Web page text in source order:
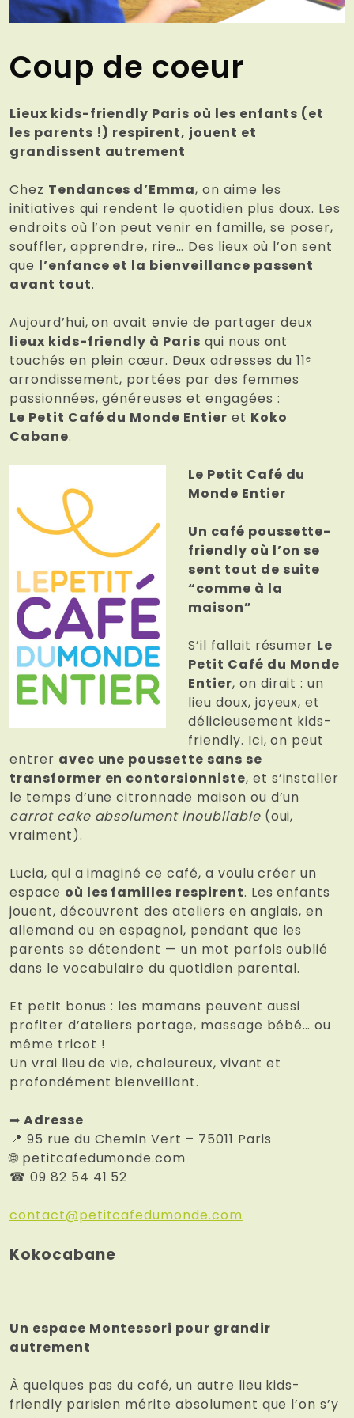
Coup de coeur
Lieux kids-friendly Paris où les enfants (et
les parents !) respirent, jouent et
grandissent autrement
Chez Tendances d’Emma, on aime les
initiatives qui rendent le quotidien plus doux. Les
endroits où l’on peut venir en famille, se poser,
souffler, apprendre, rire… Des lieux où l’on sent
que l’enfance et la bienveillance passent
avant tout.
Aujourd’hui, on avait envie de partager deux
lieux kids-friendly à Paris qui nous ont
touchés en plein cœur. Deux adresses du 11ᵉ
arrondissement, portées par des femmes
passionnées, généreuses et engagées :
Le Petit Café du Monde Entier et Koko
Cabane.
Le Petit Café du
Monde Entier
Un café poussette-
friendly où l’on se
sent tout de suite
“comme à la
maison”
S’il fallait résumer Le
Petit Café du Monde
Entier, on dirait : un
lieu doux, joyeux, et
délicieusement kids-
friendly. Ici, on peut
entrer avec une poussette sans se
transformer en contorsionniste, et s’installer
le temps d’une citronnade maison ou d’un
carrot cake absolument inoubliable(oui,
vraiment).
Lucia, qui a imaginé ce café, a voulu créer un
espace où les familles respirent. Les enfants
jouent, découvrent des ateliers en anglais, en
allemand ou en espagnol, pendant que les
parents se détendent — un mot parfois oublié
dans le vocabulaire du quotidien parental.
Et petit bonus : les mamans peuvent aussi
profiter d’ateliers portage, massage bébé… ou
même tricot !
Un vrai lieu de vie, chaleureux, vivant et
profondément bienveillant.
➡ Adresse
📍 95 rue du Chemin Vert – 75011 Paris
🌐petitcafedumonde.com
☎ 09 82 54 41 52
contact@petitcafedumonde.com
Kokocabane
Un espace Montessori pour grandir
autrement
À quelques pas du café, un autre lieu kids-
friendly parisien mérite absolument que l’on s’y